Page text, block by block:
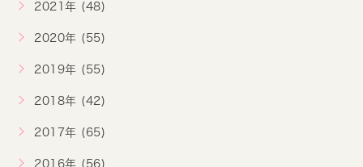
2021年 (48)
2020年 (55)
2019年 (55)
2018年 (42)
2017年 (65)
2016年 (56)